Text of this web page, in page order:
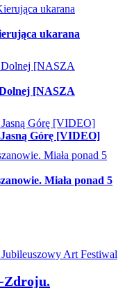
ukarana
[NASZA
Górę [VIDEO]
Miała ponad 5
Zdroju.